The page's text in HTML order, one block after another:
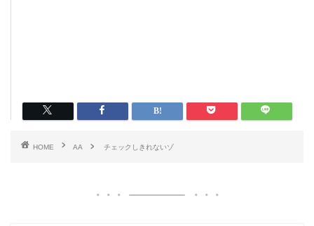
HOME AA チェックしきれないゾ